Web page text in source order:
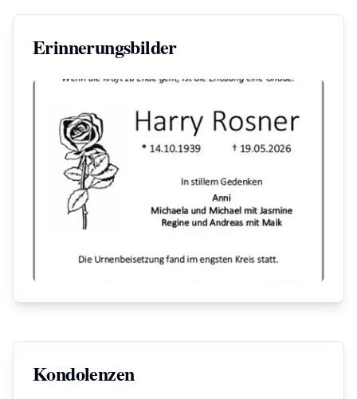
Erinnerungsbilder
Kondolenzen